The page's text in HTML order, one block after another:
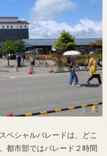
ペシャルパレードは、どこ
都市部ではパレード２時間